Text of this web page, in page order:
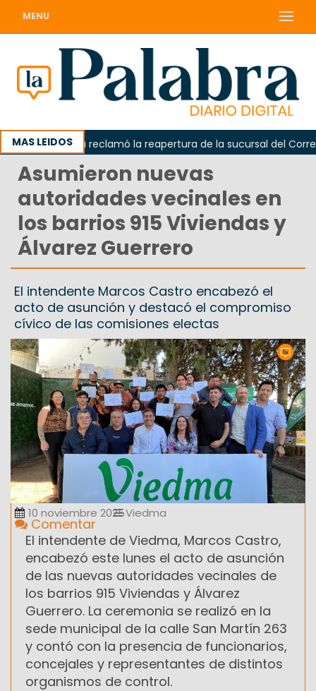
MENU
MAS LEIDOS
Odarda reclamó la reapertura de la sucursal del Correo
Asumieron nuevas
autoridades vecinales en
los barrios 915 Viviendas y
Álvarez Guerrero
El intendente Marcos Castro encabezó el
acto de asunción y destacó el compromiso
cívico de las comisiones electas
10 noviembre 2025Viedma
Comentar
El intendente de Viedma, Marcos Castro,
encabezó este lunes el acto de asunción
de las nuevas autoridades vecinales de
los barrios 915 Viviendas y Álvarez
Guerrero. La ceremonia se realizó en la
sede municipal de la calle San Martín 263
y contó con la presencia de funcionarios,
concejales y representantes de distintos
organismos de control.